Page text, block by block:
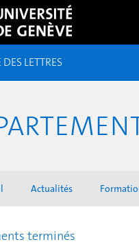
LETTRES
Actualités
terminés